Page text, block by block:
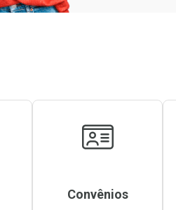
Convênios